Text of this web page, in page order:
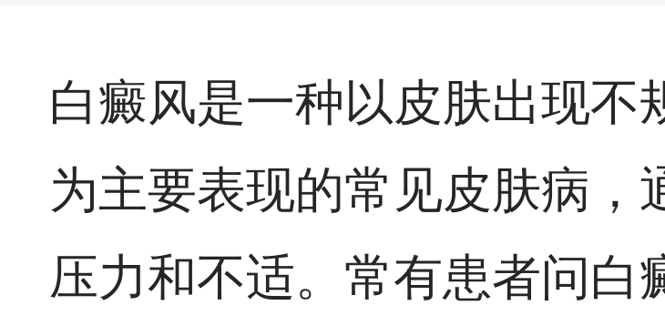
白癜风是一种以皮肤出现不
为主要表现的常见皮肤病，
压力和不适。常有患者问白